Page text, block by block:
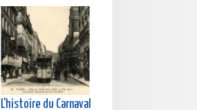
L'histoire du Carnaval